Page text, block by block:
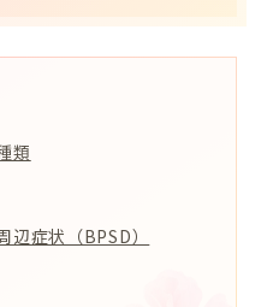
類
症状（BPSD）